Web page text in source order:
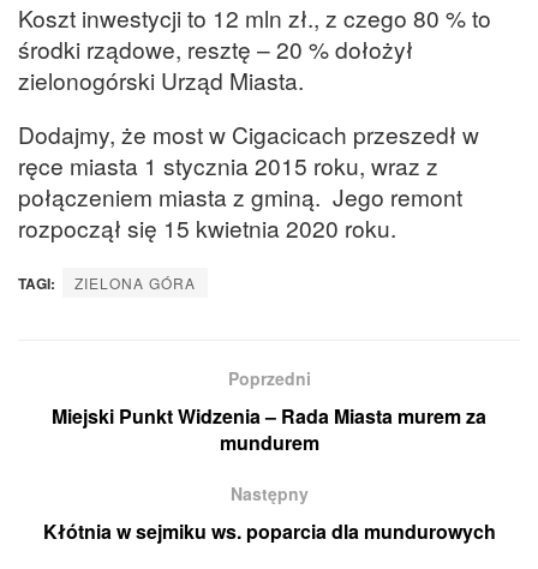
Koszt inwestycji to 12 mln zł., z czego 80 % to
środki rządowe, resztę – 20 % dołożył
zielonogórski Urząd Miasta.
Dodajmy, że most w Cigacicach przeszedł w
ręce miasta 1 stycznia 2015 roku, wraz z
połączeniem miasta z gminą. Jego remont
rozpoczął się 15 kwietnia 2020 roku.
TAGI: ZIELONA GÓRA
Poprzedni
Miejski Punkt Widzenia – Rada Miasta murem za
mundurem
Następny
Kłótnia w sejmiku ws. poparcia dla mundurowych